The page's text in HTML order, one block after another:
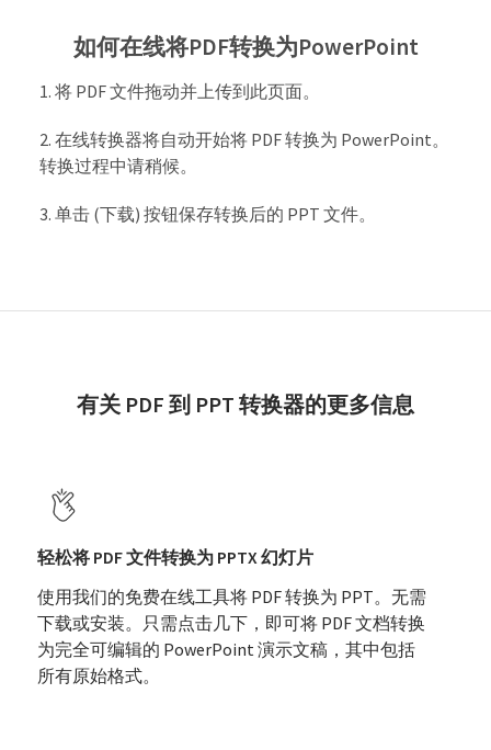
如何在线将PDF转换为PowerPoint
将 PDF 文件拖动并上传到此页面。
在线转换器将自动开始将 PDF 转换为 PowerPoint。
转换过程中请稍候。
单击 (下载) 按钮保存转换后的 PPT 文件。
有关 PDF 到 PPT 转换器的更多信息
轻松将 PDF 文件转换为 PPTX 幻灯片
使用我们的免费在线工具将 PDF 转换为 PPT。无需
下载或安装。只需点击几下，即可将 PDF 文档转换
为完全可编辑的 PowerPoint 演示文稿，其中包括
所有原始格式。